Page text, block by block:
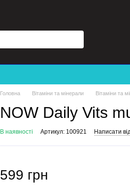
Головна Вітаміни та мінерали Вітаміни та
NOW Daily Vits
В наявності Артикул: 100921 Написати
599 грн